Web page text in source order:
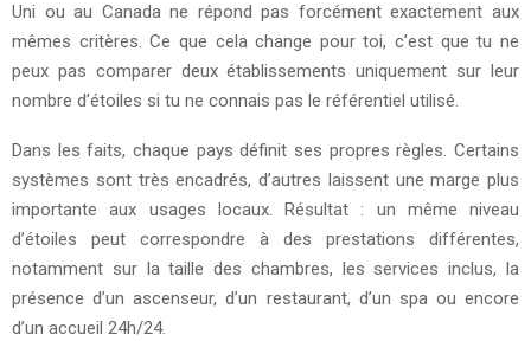
Uni ou au Canada ne répond pas forcément exactement aux
mêmes critères. Ce que cela change pour toi, c’est que tu ne
peux pas comparer deux établissements uniquement sur leur
nombre d’étoiles si tu ne connais pas le référentiel utilisé.
Dans les faits, chaque pays définit ses propres règles. Certains
systèmes sont très encadrés, d’autres laissent une marge plus
importante aux usages locaux. Résultat : un même niveau
d’étoiles peut correspondre à des prestations différentes,
notamment sur la taille des chambres, les services inclus, la
présence d’un ascenseur, d’un restaurant, d’un spa ou encore
d’un accueil 24h/24.